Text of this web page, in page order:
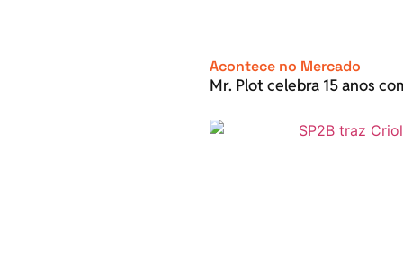
Acontece no Mercado
Mr. Plot celebra 15 anos